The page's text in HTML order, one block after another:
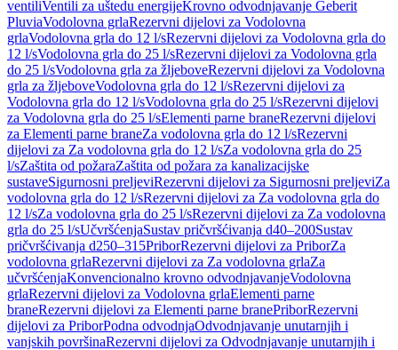
ventiliVentili za uštedu energijeKrovno odvodnjavanje Geberit
PluviaVodolovna grlaRezervni dijelovi za Vodolovna
grlaVodolovna grla do 12 l/sRezervni dijelovi za Vodolovna grla do
12 l/sVodolovna grla do 25 l/sRezervni dijelovi za Vodolovna grla
do 25 l/sVodolovna grla za žljeboveRezervni dijelovi za Vodolovna
grla za žljeboveVodolovna grla do 12 l/sRezervni dijelovi za
Vodolovna grla do 12 l/sVodolovna grla do 25 l/sRezervni dijelovi
za Vodolovna grla do 25 l/sElementi parne braneRezervni dijelovi
za Elementi parne braneZa vodolovna grla do 12 l/sRezervni
dijelovi za Za vodolovna grla do 12 l/sZa vodolovna grla do 25
l/sZaštita od požaraZaštita od požara za kanalizacijske
sustaveSigurnosni preljeviRezervni dijelovi za Sigurnosni preljeviZa
vodolovna grla do 12 l/sRezervni dijelovi za Za vodolovna grla do
12 l/sZa vodolovna grla do 25 l/sRezervni dijelovi za Za vodolovna
grla do 25 l/sUčvršćenjaSustav pričvršćivanja d40–200Sustav
pričvršćivanja d250–315PriborRezervni dijelovi za PriborZa
vodolovna grlaRezervni dijelovi za Za vodolovna grlaZa
učvršćenjaKonvencionalno krovno odvodnjavanjeVodolovna
grlaRezervni dijelovi za Vodolovna grlaElementi parne
braneRezervni dijelovi za Elementi parne branePriborRezervni
dijelovi za PriborPodna odvodnjaOdvodnjavanje unutarnjih i
vanjskih površinaRezervni dijelovi za Odvodnjavanje unutarnjih i